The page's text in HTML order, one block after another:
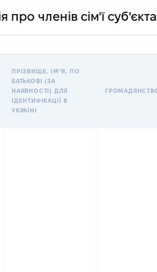
про членів сім'ї
ПРІЗВИЩЕ, ІМʼЯ, ПО
БАТЬКОВІ (ЗА
НАЯВНОСТІ) ДЛЯ
ІДЕНТИФІКАЦІЇ В
УКРАЇНІ